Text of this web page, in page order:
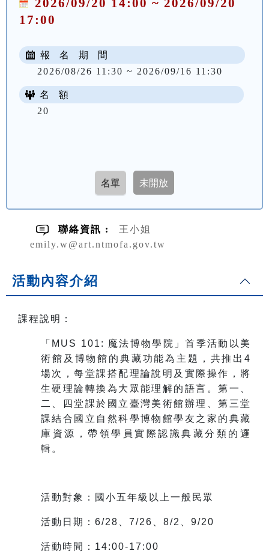
2026/09/20 14:00 ~ 2026/09/20
17:00
報 名 期 間
2026/08/26 11:30 ~ 2026/09/16 11:30
名 額
20
聯絡資訊 :
王小姐
emily.w@art.ntmofa.gov.tw
活動內容介紹
課程說明：
「MUS 101: 魔法博物學院」首季活動以美
術館及博物館的典藏功能為主題，共推出4
場次，每堂課搭配理論說明及實際操作，將
生硬理論轉換為大眾能理解的語言。第一、
二、四堂課於國立臺灣美術館辦理、第三堂
課結合國立自然科學博物館學友之家的典藏
庫資源，帶領學員實際認識典藏分類的邏
輯。
活動對象：國小五年級以上一般民眾
活動日期：6/28、7/26、8/2、9/20
活動時間：14:00-17:00